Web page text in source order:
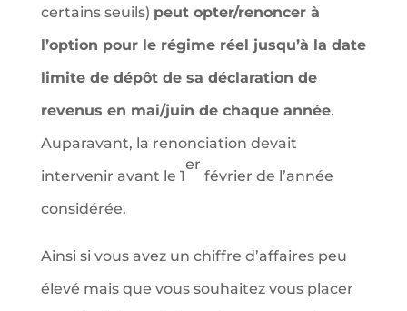
certains seuils) peut opter/renoncer à
l’option pour le régime réel jusqu’à la date
limite de dépôt de sa déclaration de
revenus en mai/juin de chaque année.
Auparavant, la renonciation devait
intervenir avant le 1
er
février de l’année
considérée.
Ainsi si vous avez un chiffre d’affaires peu
élevé mais que vous souhaitez vous placer